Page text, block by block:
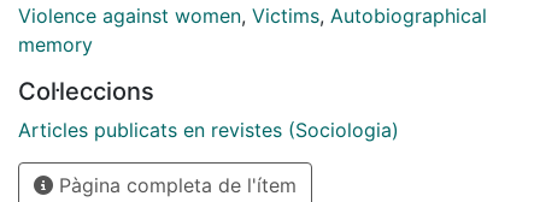
analytical categories were developed in dialogue with
the participant. The results indicate that, as the
in sporadic relationships, she progressively recalled
details of the episode that she had self-censored
before, became aware of the very violent nature of the
hookup, rejected the relationship, and freed her desire
Violence against women, Victims, Autobiographical
memory
Col·leccions
Articles publicats en revistes (Sociologia)
Pàgina completa de l'ítem